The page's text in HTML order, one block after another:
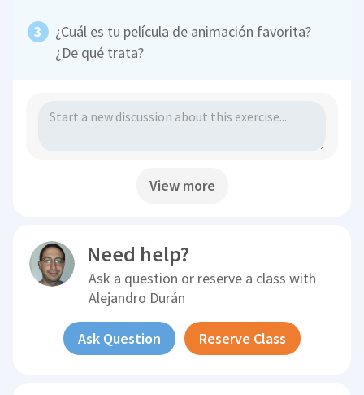
¿Cuál es tu película de animación favorita?
¿De qué trata?
View more
Need help?
Ask a question or reserve a class with
Alejandro Durán
Ask Question Reserve Class